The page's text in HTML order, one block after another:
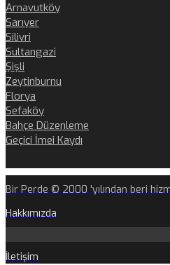
Arnavutköy
Sarıyer
Silivri
Sultangazi
Şişli
Zeytinburnu
Florya
Sefaköy
Bahçe Düzenleme
Geçici İmei Kaydı
Bir Perde © 2000 'yılından beri
Hakkımızda
İletişim